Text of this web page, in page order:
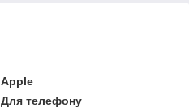
Apple
Для телефону